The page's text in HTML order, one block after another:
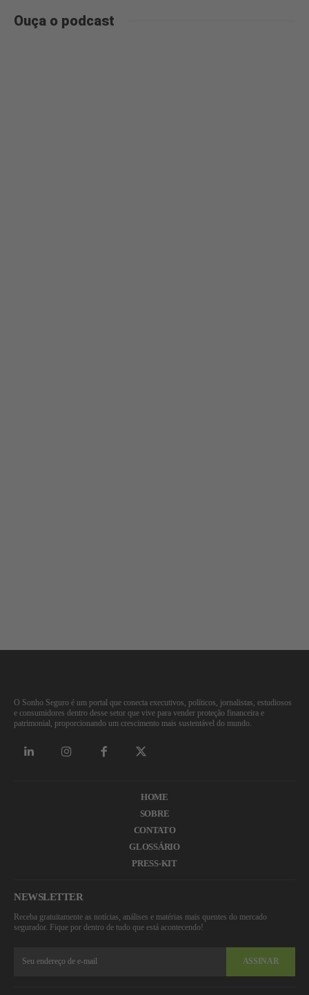
Ouça o podcast
O Sonho Seguro é um portal que conecta executivos, políticos, jornalistas, estudiosos
e consumidores dentro desse setor que vive para vender proteção financeira e
patrimonial, proporcionando um crescimento mais sustentável do mundo.
HOME
SOBRE
CONTATO
GLOSSÁRIO
PRESS-KIT
NEWSLETTER
Receba gratuitamente as notícias, análises e matérias mais quentes do mercado
segurador. Fique por dentro de tudo que está acontecendo!
ASSINAR